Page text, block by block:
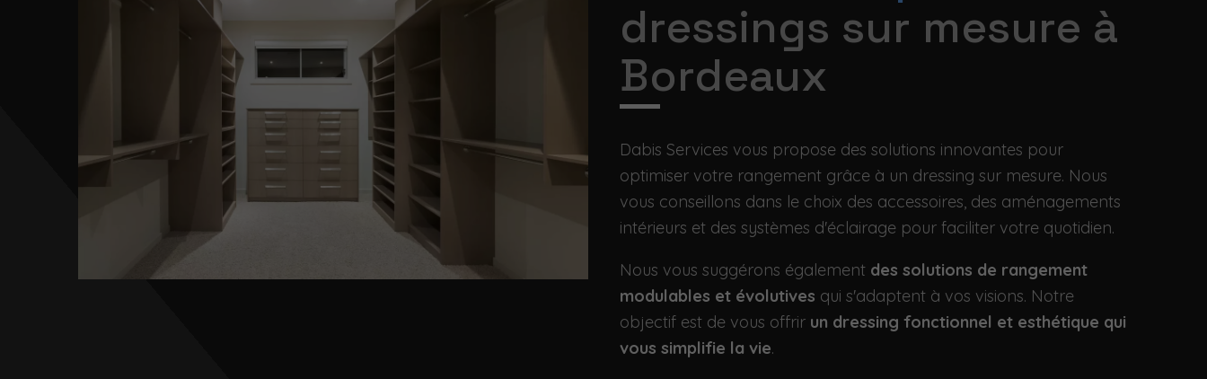
dressings sur mesure à
Bordeaux
Dabis Services vous propose des solutions innovantes pour
optimiser votre rangement grâce à un dressing sur mesure. Nous
vous conseillons dans le choix des accessoires, des aménagements
intérieurs et des systèmes d'éclairage pour faciliter votre quotidien.
Nous vous suggérons également des solutions de rangement
modulables et évolutives qui s'adaptent à vos visions. Notre
objectif est de vous offrir un dressing fonctionnel et esthétique qui
vous simplifie la vie.